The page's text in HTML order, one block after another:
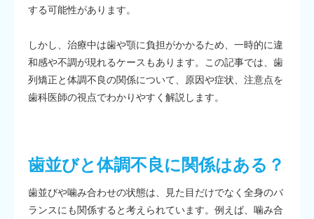
する可能性があります。
しかし、治療中は歯や顎に負担がかかるため、一時的に違
和感や不調が現れるケースもあります。この記事では、歯
列矯正と体調不良の関係について、原因や症状、注意点を
歯科医師の視点でわかりやすく解説します。
歯並びと体調不良に関係はある？
歯並びや噛み合わせの状態は、見た目だけでなく全身のバ
ランスにも関係すると考えられています。例えば、噛み合